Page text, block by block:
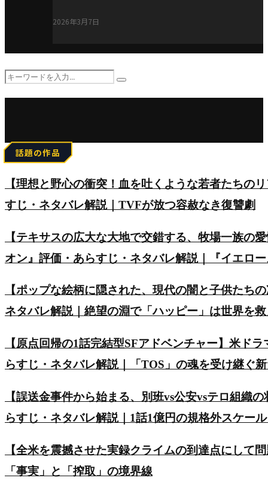
2026年3月7日
Search
Search
話題の作品
【理想と野心の衝突！血を吐くような若者たちの
すじ・ネタバレ解説｜TVFが放つ容赦なき復讐劇
【テキサスの広大な大地で交錯する、牧場一族の
オン』評価・あらすじ・ネタバレ解説｜『イエロ
【ポップな絵柄に隠された、現代の闇と子供たち
ネタバレ解説｜絶望の淵で「ハッピー」は世界を
【原点回帰の1話完結型SFアドベンチャー】米ド
らすじ・ネタバレ解説｜「TOS」の魂を受け継ぐ
【誤送金事件から始まる、別班vs公安vsテロ組織
らすじ・ネタバレ解説｜1話1億円の規格外スケー
【全米を震撼させた実録クライムの到達点にして
「事実」と「搾取」の境界線